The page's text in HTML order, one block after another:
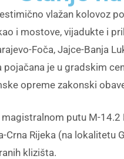
vlažan kolovoz
i mostove, vijadukte i
Foča, Jajce-Banja
je u gradskim
opreme zakonski
putu M-
Rijeka (na lokalitetu
klizišta.